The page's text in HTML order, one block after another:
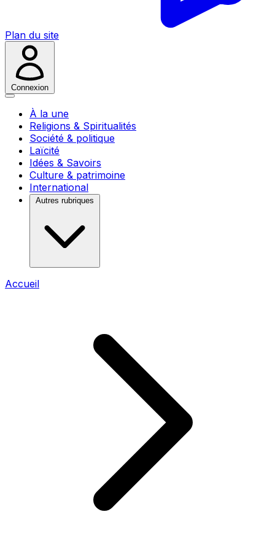
Plan du site
Connexion
À la une
Religions & Spiritualités
Société & politique
Laïcité
Idées & Savoirs
Culture & patrimoine
International
Autres rubriques
Accueil